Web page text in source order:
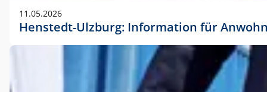
11.05.2026
Henstedt-Ulzburg: Information für